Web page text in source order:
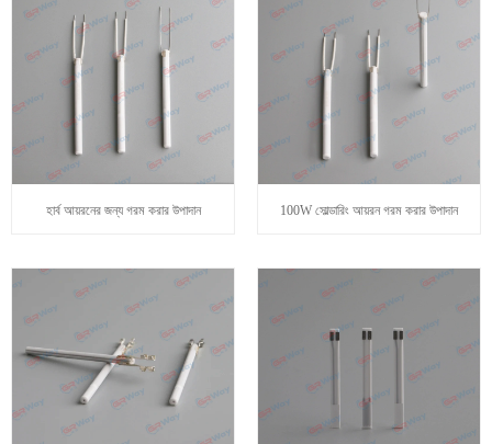
হার্ব আয়রনের জন্য গরম করার উপাদান 100W সোল্ডারিং আয়রন গরম করার উপাদান